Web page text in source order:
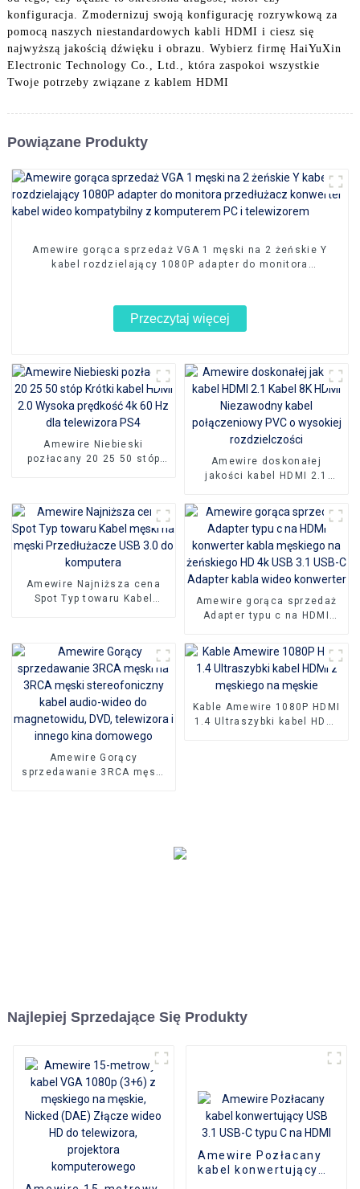
konfiguracja. Zmodernizuj swoją konfigurację rozrywkową za
pomocą naszych niestandardowych kabli HDMI i ciesz się
najwyższą jakością dźwięku i obrazu. Wybierz firmę HaiYuXin
Electronic Technology Co., Ltd., która zaspokoi wszystkie
Twoje potrzeby związane z kablem HDMI
Powiązane Produkty
Amewire gorąca sprzedaż VGA 1 męski na 2 żeńskie Y
kabel rozdzielający 1080P adapter do monitora
Przeczytaj więcej
Amewire Niebieski
pozłacany 20 25 50 stóp
Amewire doskonałej
jakości kabel HDMI 2.1
kabel połączeniowy PVC o
wysokiej rozdzielczości
Amewire Najniższa cena
Spot Typ towaru Kabel
Amewire gorąca sprzedaż
Adapter typu c na HDMI
na żeńskiego HD 4k USB
3.1 USB-C Adapter kabla
wideo konwerter
Amewire Gorący
sprzedawanie 3RCA męski
Kable Amewire 1080P HDMI
1.4 Ultraszybki kabel HDMI
Najlepiej Sprzedające Się Produkty
Amewire Pozłacany
kabel konwertujący